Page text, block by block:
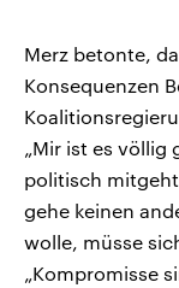
Merz betonte,
Konsequenzen
„Mir ist es völlig
politisch
gehe keinen
wolle, müsse
„Kompromisse